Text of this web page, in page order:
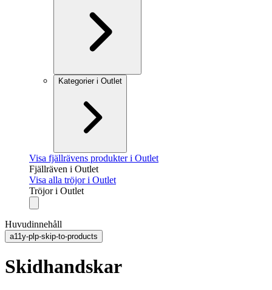
Kategorier i Outlet
Visa fjällrävens produkter i Outlet
Fjällräven i Outlet
Visa alla tröjor i Outlet
Tröjor i Outlet
Huvudinnehåll
a11y-plp-skip-to-products
Skidhandskar